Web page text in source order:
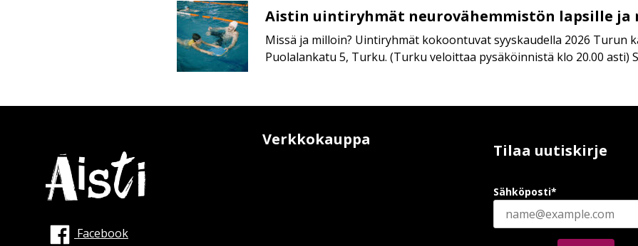
Aistin
uintiryhmät
neurovähemmistön
lapsille
ja nuorille
Aistin uintiryhmät neurovähemmistön lapsille ja
Missä ja milloin? Uintiryhmät kokoontuvat syyskaudella 2026 Turun
Puolalankatu 5, Turku. (Turku veloittaa pysäköinnistä klo 20.00 asti)
Facebook
Verkkokauppa
Tilaa uutiskirje
Sähköposti*